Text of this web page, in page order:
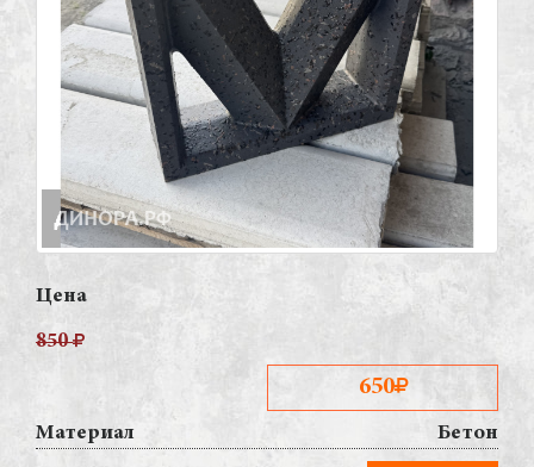
Цена
850
650
Материал Бетон